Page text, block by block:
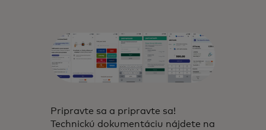
Pripravte sa a pripravte sa!
Technickú dokumentáciu nájdete na